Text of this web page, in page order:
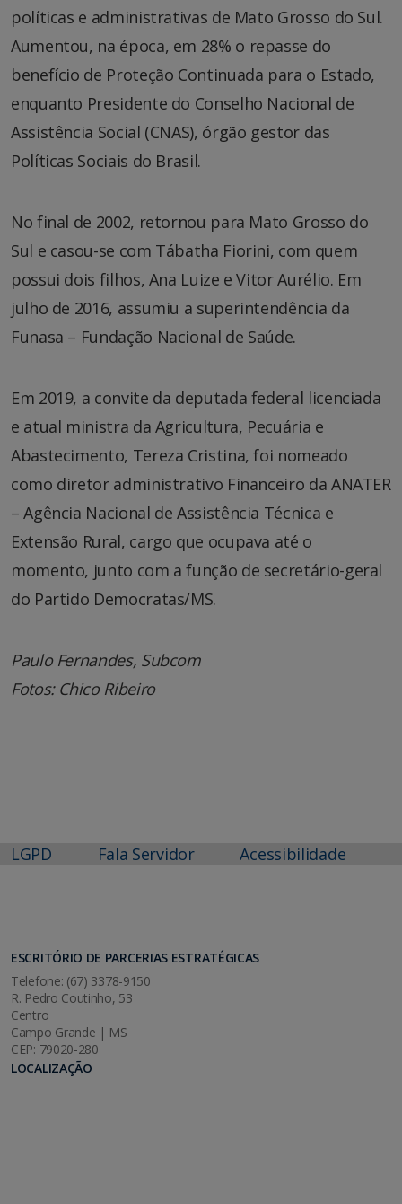
políticas e administrativas de Mato Grosso do Sul.
Aumentou, na época, em 28% o repasse do
benefício de Proteção Continuada para o Estado,
enquanto Presidente do Conselho Nacional de
Assistência Social (CNAS), órgão gestor das
Políticas Sociais do Brasil.
No final de 2002, retornou para Mato Grosso do
Sul e casou-se com Tábatha Fiorini, com quem
possui dois filhos, Ana Luize e Vitor Aurélio. Em
julho de 2016, assumiu a superintendência da
Funasa – Fundação Nacional de Saúde.
Em 2019, a convite da deputada federal licenciada
e atual ministra da Agricultura, Pecuária e
Abastecimento, Tereza Cristina, foi nomeado
como diretor administrativo Financeiro da ANATER
– Agência Nacional de Assistência Técnica e
Extensão Rural, cargo que ocupava até o
momento, junto com a função de secretário-geral
do Partido Democratas/MS.
Paulo Fernandes, Subcom
Fotos: Chico Ribeiro
LGPD Fala Servidor Acessibilidade
ESCRITÓRIO DE PARCERIAS ESTRATÉGICAS
Telefone: (67) 3378-9150
R. Pedro Coutinho, 53
Centro
Campo Grande | MS
CEP: 79020-280
LOCALIZAÇÃO